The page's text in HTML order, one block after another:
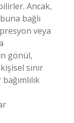
Ancak,
bağlı
veya
gönül,
sınır